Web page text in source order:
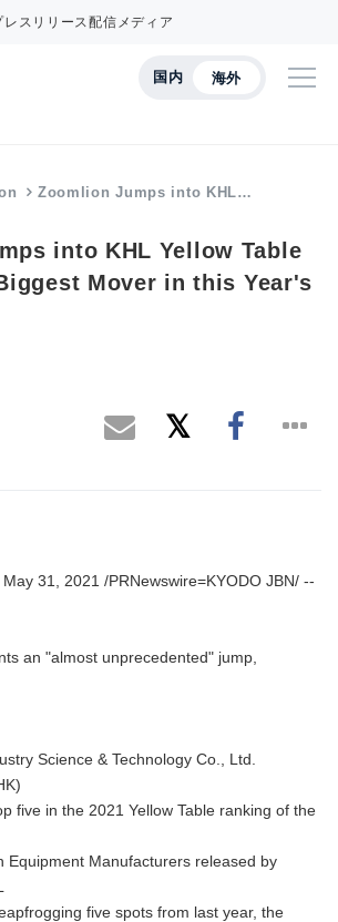
スリリース配信メディア
国内 海外
Zoomlion Jumps into KHL…
into KHL Yellow Table
Mover in this Year's
31, 2021 /PRNewswire=KYODO JBN/ --
an "almost unprecedented" jump,
Science & Technology Co., Ltd.
five in the 2021 Yellow Table ranking of the
Equipment Manufacturers released by
five spots from last year, the